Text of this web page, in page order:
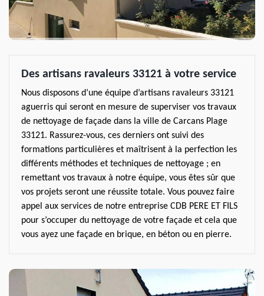
Des artisans ravaleurs 33121 à votre service
Nous disposons d’une équipe d’artisans ravaleurs 33121
aguerris qui seront en mesure de superviser vos travaux
de nettoyage de façade dans la ville de Carcans Plage
33121. Rassurez-vous, ces derniers ont suivi des
formations particulières et maîtrisent à la perfection les
différents méthodes et techniques de nettoyage ; en
remettant vos travaux à notre équipe, vous êtes sûr que
vos projets seront une réussite totale. Vous pouvez faire
appel aux services de notre entreprise CDB PERE ET FILS
pour s’occuper du nettoyage de votre façade et cela que
vous ayez une façade en brique, en béton ou en pierre.